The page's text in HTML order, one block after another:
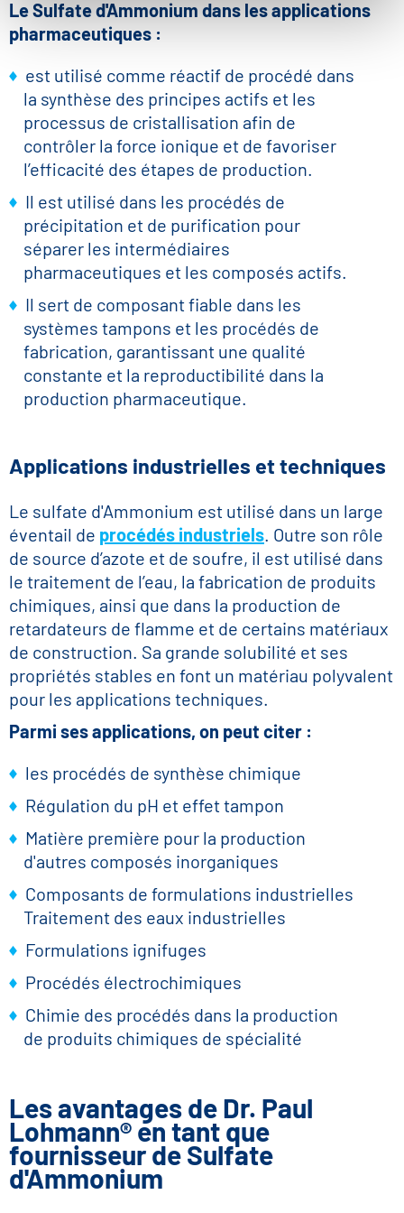
Le Sulfate d'Ammonium dans les applications
pharmaceutiques :
est utilisé comme réactif de procédé dans
la synthèse des principes actifs et les
processus de cristallisation afin de
contrôler la force ionique et de favoriser
l’efficacité des étapes de production.
Il est utilisé dans les procédés de
précipitation et de purification pour
séparer les intermédiaires
pharmaceutiques et les composés actifs.
Il sert de composant fiable dans les
systèmes tampons et les procédés de
fabrication, garantissant une qualité
constante et la reproductibilité dans la
production pharmaceutique.
Applications industrielles et techniques
Le sulfate d'Ammonium est utilisé dans un large
éventail de procédés industriels . Outre son rôle
de source d’azote et de soufre, il est utilisé dans
le traitement de l’eau, la fabrication de produits
chimiques, ainsi que dans la production de
retardateurs de flamme et de certains matériaux
de construction. Sa grande solubilité et ses
propriétés stables en font un matériau polyvalent
pour les applications techniques.
Parmi ses applications, on peut citer :
les procédés de synthèse chimique
Régulation du pH et effet tampon
Matière première pour la production
d'autres composés inorganiques
Composants de formulations industrielles
Traitement des eaux industrielles
Formulations ignifuges
Procédés électrochimiques
Chimie des procédés dans la production
de produits chimiques de spécialité
Les avantages de Dr. Paul
Lohmann® en tant que
fournisseur de Sulfate
d'Ammonium